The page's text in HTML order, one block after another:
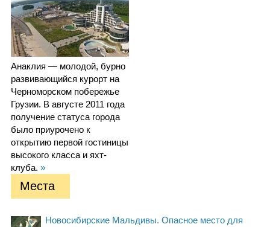
Анаклия — молодой, бурно
развивающийся курорт на
Черноморском побережье
Грузии. В августе 2011 года
получение статуса города
было приурочено к
открытию первой гостиницы
высокого класса и яхт-
клуба. »
Места
Новосибирские Мальдивы. Опасное место для